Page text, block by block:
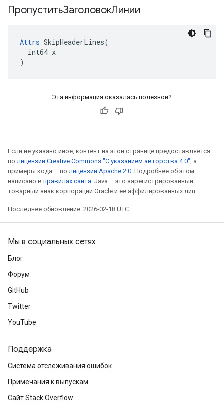
ПропуститьЗаголовокЛинии
Attrs SkipHeaderLines(
  int64 x
)
Эта информация оказалась полезной?
Если не указано иное, контент на этой странице предоставляется
по лицензии Creative Commons "С указанием авторства 4.0", а
примеры кода – по лицензии Apache 2.0. Подробнее об этом
написано в правилах сайта. Java – это зарегистрированный
товарный знак корпорации Oracle и ее аффилированных лиц.
Последнее обновление: 2026-02-18 UTC.
Мы в социальных сетях
Блог
Форум
GitHub
Twitter
YouTube
Поддержка
Система отслеживания ошибок
Примечания к выпускам
Сайт Stack Overflow